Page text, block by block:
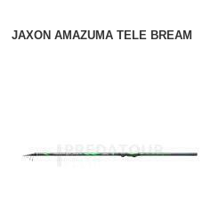
JAXON AMAZUMA TELE BREAM